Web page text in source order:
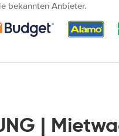
bekannten Anbieter.
|